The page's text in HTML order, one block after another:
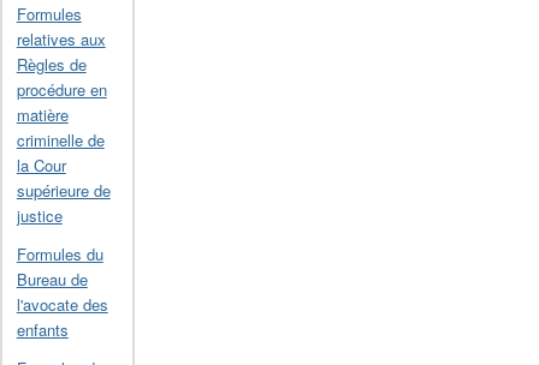
Formules
relatives aux
Règles de
procédure en
matière
criminelle de
la Cour
supérieure de
justice
Formules du
Bureau de
l'avocate des
enfants